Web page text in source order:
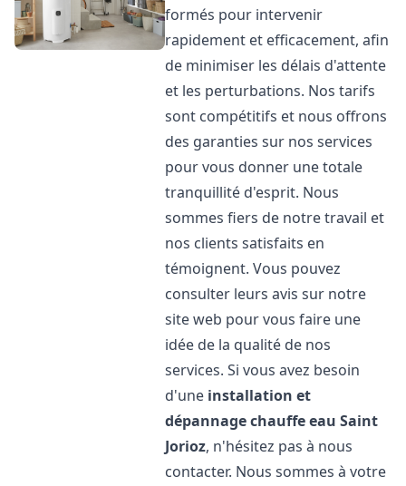
formés pour intervenir
rapidement et efficacement, afin
de minimiser les délais d'attente
et les perturbations. Nos tarifs
sont compétitifs et nous offrons
des garanties sur nos services
pour vous donner une totale
tranquillité d'esprit. Nous
sommes fiers de notre travail et
nos clients satisfaits en
témoignent. Vous pouvez
consulter leurs avis sur notre
site web pour vous faire une
idée de la qualité de nos
services. Si vous avez besoin
d'une installation et
dépannage chauffe eau Saint
Jorioz, n'hésitez pas à nous
contacter. Nous sommes à votre